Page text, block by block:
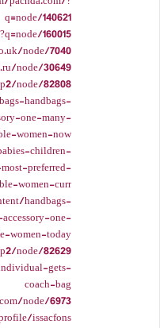
q=node/140621
160015
node/7040
node/30649
node/82808
handbags-
one-many-
women-now
children-
preferred-
women-curr
handbags-
one-
women-today
node/82629
gets-
coach-bag
node/6973
issacfons/